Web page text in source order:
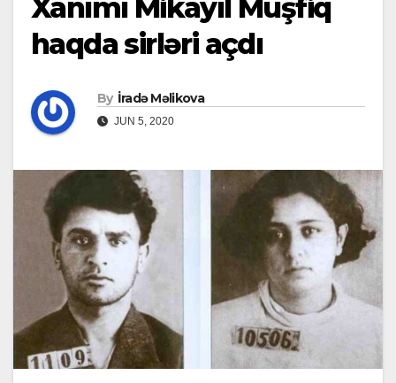
Xanımı Mikayıl Müşfiq
haqda sirləri açdı
By İradə Məlikova
JUN 5, 2020